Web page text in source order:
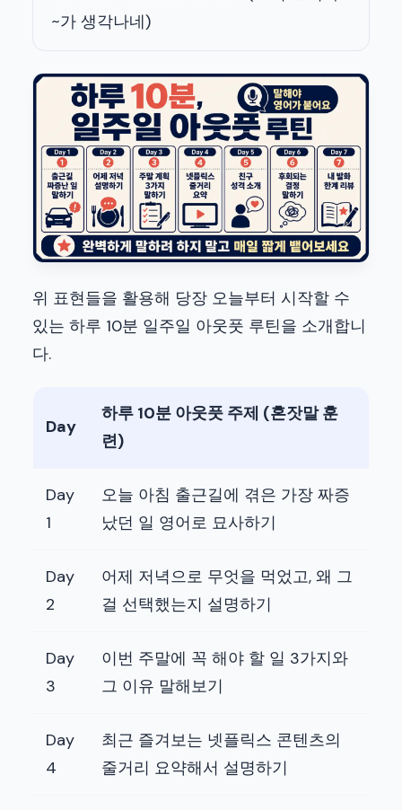
~가 생각나네)
위 표현들을 활용해 당장 오늘부터 시작할 수
있는 하루 10분 일주일 아웃풋 루틴을 소개합니
다.
Day
하루 10분 아웃풋 주제 (혼잣말 훈
련)
Day
1
오늘 아침 출근길에 겪은 가장 짜증
났던 일 영어로 묘사하기
Day
2
어제 저녁으로 무엇을 먹었고, 왜 그
걸 선택했는지 설명하기
Day
3
이번 주말에 꼭 해야 할 일 3가지와
그 이유 말해보기
Day
4
최근 즐겨보는 넷플릭스 콘텐츠의
줄거리 요약해서 설명하기